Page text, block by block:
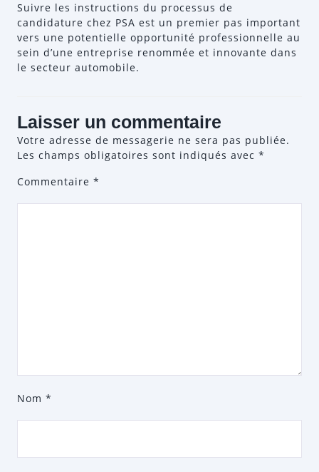
Suivre les instructions du processus de
candidature chez PSA est un premier pas important
vers une potentielle opportunité professionnelle au
sein d’une entreprise renommée et innovante dans
le secteur automobile.
Laisser un commentaire
Votre adresse de messagerie ne sera pas publiée.
Les champs obligatoires sont indiqués avec *
Commentaire *
Nom *